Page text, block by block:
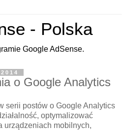
- Polska
Google AdSense.
o Google Analytics
serii postów o Google Analytics
optymalizować
urządzeniach mobilnych,